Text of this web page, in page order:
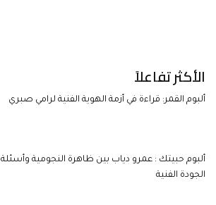
الأكثر تفاعلاً
ألبوم القمر: قراءة في أزمة الهوية الفنية لرامي صبري
ألبوم حبيتك : عمرو دياب بين ظاهرة النجومية وأسئلة
الجودة الفنية